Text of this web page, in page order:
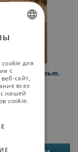
грязью.
SPANISH
GERMAN
RUSSIAN
cookie для
с
сайт,
всех
с нашей
cookie.